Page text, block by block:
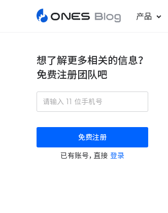
产品
更好
轻松
想了解更多相关的信息？
免费注册团队吧
免费注册
已有账号，直接 登录